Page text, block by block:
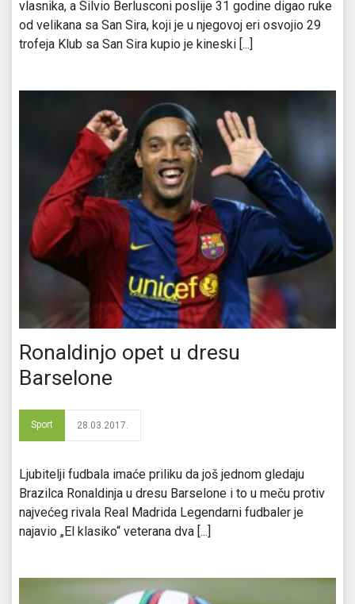
vlasnika, a Silvio Berlusconi poslije 31 godine digao ruke
od velikana sa San Sira, koji je u njegovoj eri osvojio 29
trofeja Klub sa San Sira kupio je kineski [...]
Ronaldinjo opet u dresu
Barselone
Sport 28.03.2017.
Ljubitelji fudbala imaće priliku da još jednom gledaju
Brazilca Ronaldinja u dresu Barselone i to u meču protiv
najvećeg rivala Real Madrida Legendarni fudbaler je
najavio „El klasiko“ veterana dva [...]